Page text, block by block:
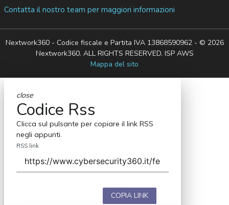
Contatta il nostro team per maggiori informazioni
Nextwork360 - Codice fiscale e Partita IVA 13868590962 - © 2026
Nextwork360. ALL RIGHTS RESERVED. ISP AWS
Mappa del sito
close
Codice Rss
Clicca sul pulsante per copiare il link RSS
negli appunti.
RSS link
COPIA LINK